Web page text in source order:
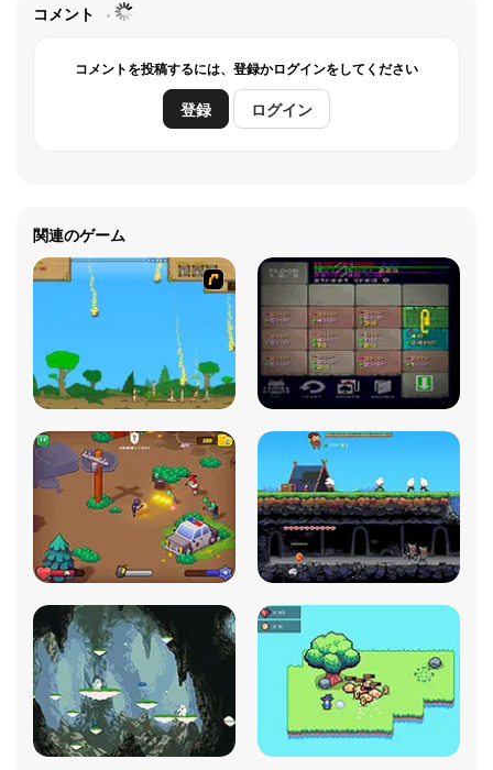
コメント
コメントを投稿するには、登録かログインをしてください
登録 ログイン
関連のゲーム